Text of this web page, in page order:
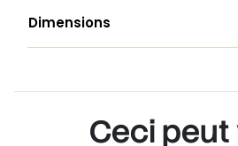
Dimensions
Ceci peut